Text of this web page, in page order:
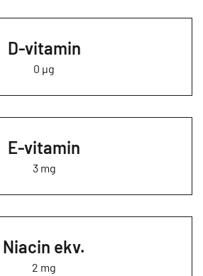
D-vitamin
0 µg
E-vitamin
3 mg
Niacin ekv.
2 mg